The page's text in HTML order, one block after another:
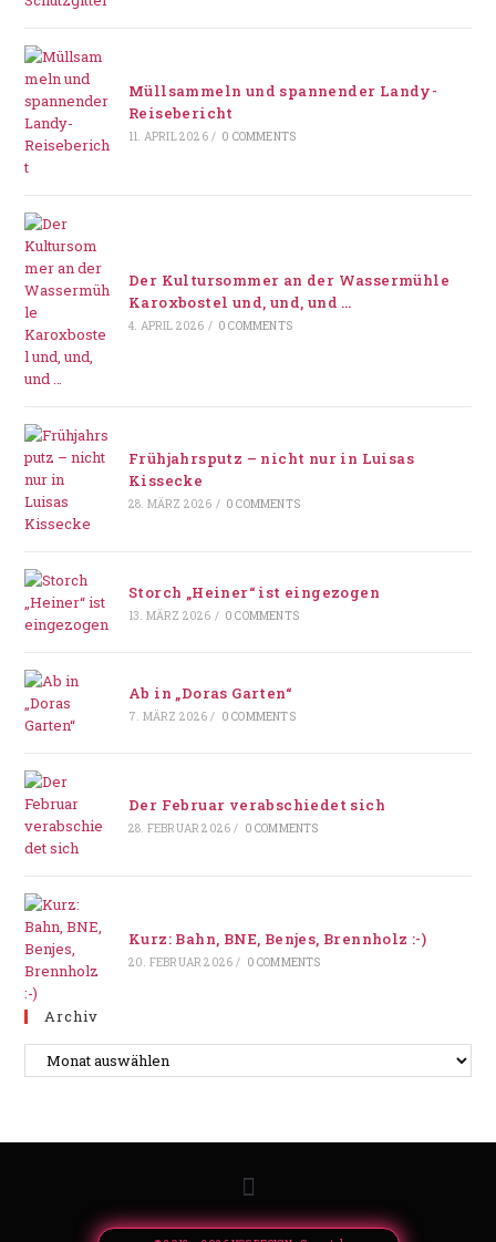
Müllsammeln und spannender Landy-
Reisebericht
11. APRIL 2026 / 0 COMMENTS
Der Kultursommer an der Wassermühle
Karoxbostel und, und, und …
4. APRIL 2026 / 0 COMMENTS
Frühjahrsputz – nicht nur in Luisas
Kissecke
28. MÄRZ 2026 / 0 COMMENTS
Storch „Heiner“ ist eingezogen
13. MÄRZ 2026 / 0 COMMENTS
Ab in „Doras Garten“
7. MÄRZ 2026 / 0 COMMENTS
Der Februar verabschiedet sich
28. FEBRUAR 2026 / 0 COMMENTS
Kurz: Bahn, BNE, Benjes, Brennholz :-)
20. FEBRUAR 2026 / 0 COMMENTS
Archiv